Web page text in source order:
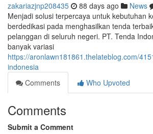
zakariazjnp208435 88 days ago News
Menjadi solusi terpercaya untuk kebutuhan
berdedikasi pada menghasilkan tenda
pelanggan di seluruh negeri. PT. Tenda
banyak variasi
https://aronlawn181861.thelateblog.com/
indonesia
Comments
Who Upvoted
Comments
Submit a Comment